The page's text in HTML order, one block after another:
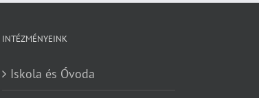
INTÉZMÉNYEINK
Iskola és Óvoda